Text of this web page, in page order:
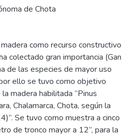
de Chota
como recurso constructivo
colectado gran importancia (Gan
de las especies de mayor uso
ello se tuvo como objetivo
madera habilitada “Pinus
Chalamarca, Chota, según la
Se tuvo como muestra a cinco
de tronco mayor a 12”, para la